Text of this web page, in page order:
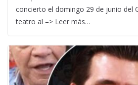
concierto el domingo 29 de junio del
teatro al => Leer más…